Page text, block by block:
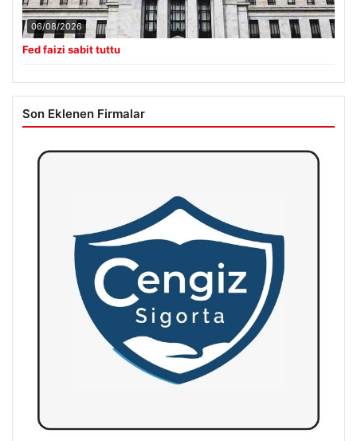
06/08/2026
Fed faizi sabit tuttu
Son Eklenen Firmalar